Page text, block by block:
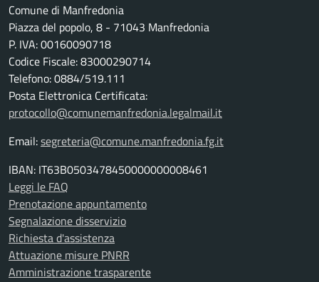
Comune di Manfredonia
Piazza del popolo, 8 - 71043 Manfredonia
P. IVA: 00160090718
Codice Fiscale: 83000290714
Telefono: 0884/519.111
Posta Elettronica Certificata:
protocollo@comunemanfredonia.legalmail.it
Email:segreteria@comune.manfredonia.fg.it
IBAN: IT63B0503478450000000008461
Leggi le FAQ
Prenotazione appuntamento
Segnalazione disservizio
Richiesta d'assistenza
Attuazione misure PNRR
Amministrazione trasparente